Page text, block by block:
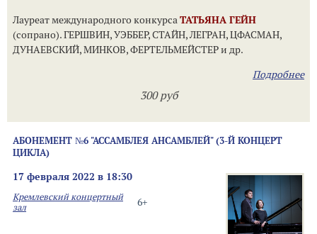
Лауреат международного конкурсаТАТЬЯНА ГЕЙН
(сопрано). ГЕРШВИН, УЭББЕР, СТАЙН, ЛЕГРАН, ЦФАСМАН,
ДУНАЕВСКИЙ, МИНКОВ, ФЕРТЕЛЬМЕЙСТЕР и др.
Подробнее
300 руб
АБОНЕМЕНТ №6 "АССАМБЛЕЯ АНСАМБЛЕЙ" (3-Й КОНЦЕРТ
ЦИКЛА)
17 февраля 2022 в 18:30
6+
Кремлевский концертный
зал